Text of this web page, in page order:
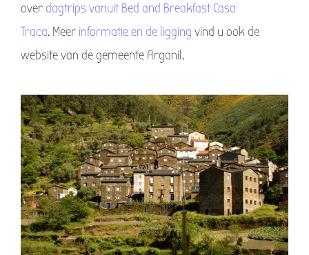
overdagtrips vanuit Bed and Breakfast Casa
Traca. Meer informatie en de ligging vind u ook de
website van de gemeente Arganil.